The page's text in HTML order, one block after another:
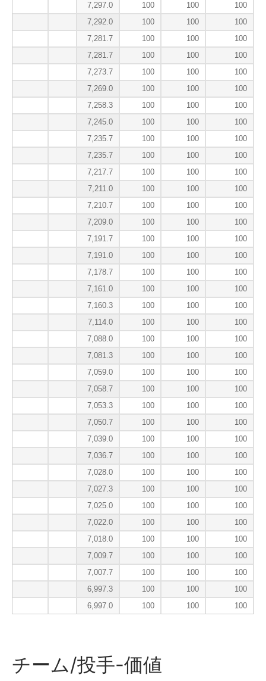
7,297.0
100 100
100
7,292.0
100 100
100
7,281.7
100 100
100
7,281.7
100 100
100
7,273.7
100 100
100
7,269.0
100 100
100
7,258.3
100 100
100
7,245.0
100 100
100
7,235.7
100 100
100
7,235.7
100 100
100
7,217.7
100 100
100
7,211.0
100 100
100
7,210.7
100 100
100
7,209.0
100 100
100
7,191.7
100 100
100
7,191.0
100 100
100
7,178.7
100 100
100
7,161.0
100 100
100
7,160.3
100 100
100
7,114.0
100 100
100
7,088.0
100 100
100
7,081.3
100 100
100
7,059.0
100 100
100
7,058.7
100 100
100
7,053.3
100 100
100
7,050.7
100 100
100
7,039.0
100 100
100
7,036.7
100 100
100
7,028.0
100 100
100
7,027.3
100 100
100
7,025.0
100 100
100
7,022.0
100 100
100
7,018.0
100 100
100
7,009.7
100 100
100
7,007.7
100 100
100
6,997.3
100 100
100
6,997.0
100 100 100
チーム/投手-価値